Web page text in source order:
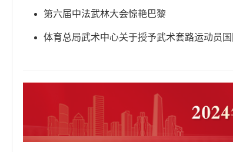
第六届中法武林大会惊艳巴黎
体育总局武术中心关于授予武术套路运动员